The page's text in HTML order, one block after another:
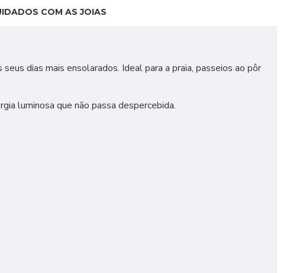
COM AS JOIAS
dias mais ensolarados. Ideal para a praia, passeios ao pôr
luminosa que não passa despercebida.